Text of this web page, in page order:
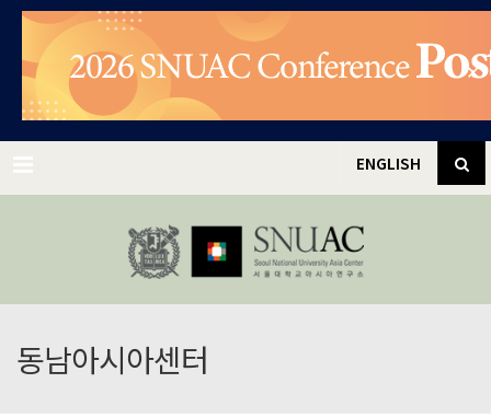
✕
ENGLISH
동남아시아센터